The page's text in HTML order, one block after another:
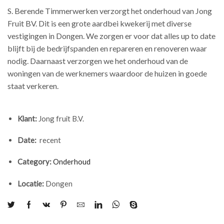
S. Berende Timmerwerken verzorgt het onderhoud van Jong
Fruit BV. Dit is een grote aardbei kwekerij met diverse
vestigingen in Dongen. We zorgen er voor dat alles up to date
blijft bij de bedrijfspanden en repareren en renoveren waar
nodig. Daarnaast verzorgen we het onderhoud van de
woningen van de werknemers waardoor de huizen in goede
staat verkeren.
Klant: Jong fruit B.V.
Date: recent
Category:Onderhoud
Locatie: Dongen